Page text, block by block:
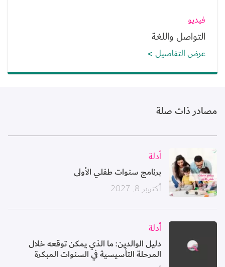
فيديو
التواصل واللغة
عرض التفاصيل
مصادر ذات صلة
الصورة أدلة
برنامج سنوات طفلي الأولى
أكتوبر 8, 2027
الصورة أدلة
دليل الوالدين: ما الذي يمكن توقعه خلال
المرحلة التأسيسية في السنوات المبكرة